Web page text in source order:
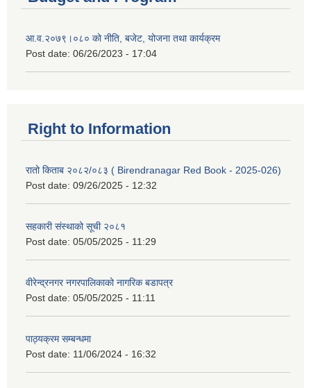
आ.व.२०७९।०८० को नीति, बजेट, योजना तथा कार्यक्रम
Post date: 06/26/2023 - 17:04
Right to Information
रातो किताब २०८२/०८३ ( Birendranagar Red Book - 2025-026)
Post date: 09/26/2025 - 12:32
सहकारी संस्थाको सूची २०८१
Post date: 05/05/2025 - 11:29
वीरेन्द्रनगर नगरपालिकाको नागरिक बडापत्र
Post date: 05/05/2025 - 11:11
पाठ्यक्रम सम्बन्धमा
Post date: 11/06/2024 - 16:32